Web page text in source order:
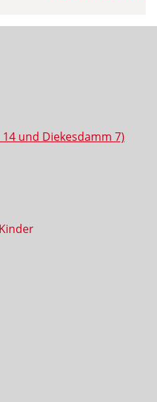
und Diekesdamm 7)